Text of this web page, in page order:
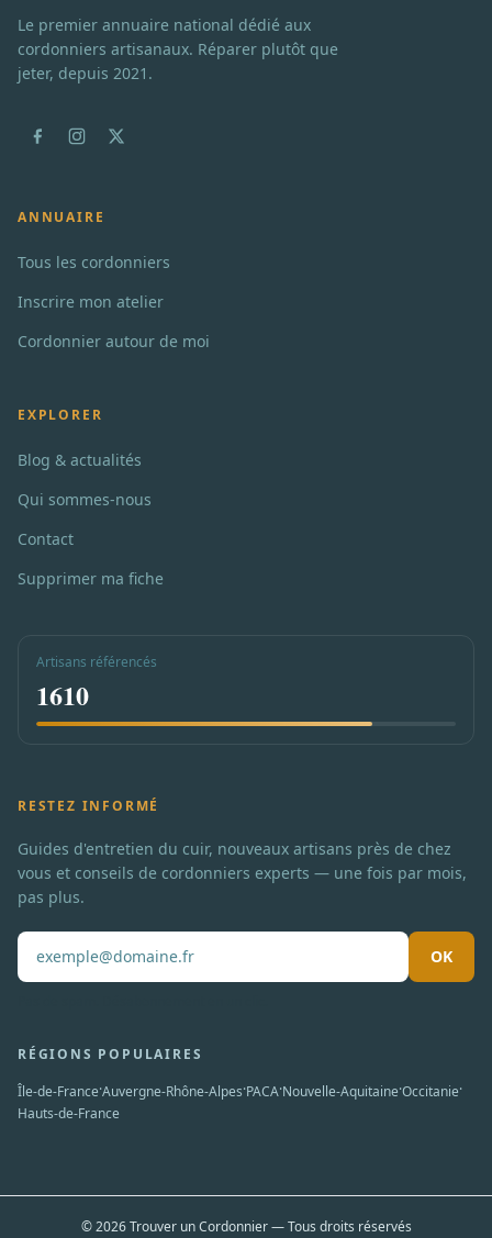
Le premier annuaire national dédié aux
cordonniers artisanaux. Réparer plutôt que
jeter, depuis 2021.
ANNUAIRE
Tous les cordonniers
Inscrire mon atelier
Cordonnier autour de moi
EXPLORER
Blog & actualités
Qui sommes-nous
Contact
Supprimer ma fiche
Artisans référencés
1610
RESTEZ INFORMÉ
Guides d'entretien du cuir, nouveaux artisans près de chez
vous et conseils de cordonniers experts — une fois par mois,
pas plus.
OK
RÉGIONS POPULAIRES
Île-de-France·Auvergne-Rhône-Alpes·PACA·Nouvelle-Aquitaine·Occitanie·
Hauts-de-France
© 2026 Trouver un Cordonnier — Tous droits réservés